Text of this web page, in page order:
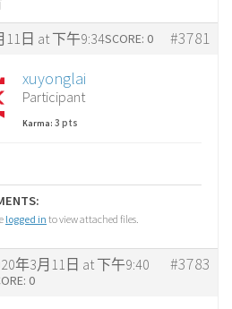
11日 at 下午9:34 #3781
SCORE: 0
xuyonglai
Participant
Karma: 3 pts
logged in to view attached files.
年3月11日 at 下午9:40 #3783
0